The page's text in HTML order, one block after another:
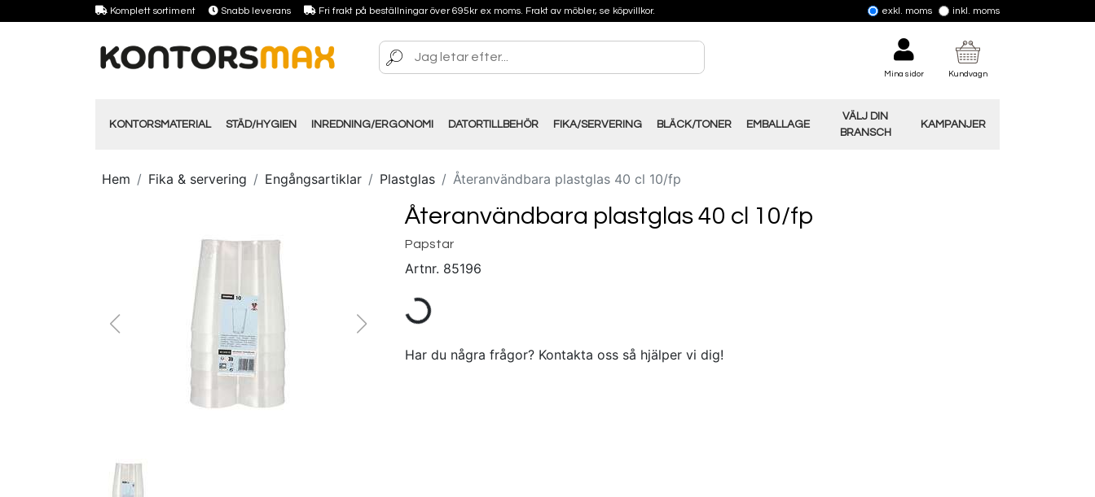
Komplett sortiment Snabb leverans Fri frakt på beställningar över 695kr ex moms. Frakt av möbler, se köpvillkor. exkl. moms inkl. moms
Mina sidor Kundvagn
KONTORSMATERIAL STÄD/HYGIEN INREDNING/ERGONOMI DATORTILLBEHÖR FIKA/SERVERING BLÄCK/TONER EMBALLAGE
VÄLJ DIN
BRANSCH
KAMPANJER
Hem Fika & servering Engångsartiklar Plastglas Återanvändbara plastglas 40 cl 10/fp
Återanvändbara plastglas 40 cl 10/fp
Papstar
Artnr. 85196
Har du några frågor? Kontakta oss så hjälper vi dig!